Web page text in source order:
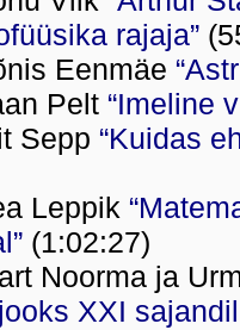
rajaja”
Eenmäe
Pelt “Imeline
Sepp “Kuidas
Leppik
(1:02:27)
Noorma ja
XXI